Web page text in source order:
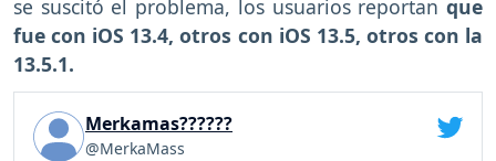
se suscitó el problema, los usuarios reportan que
fue con iOS 13.4, otros con iOS 13.5, otros con la
13.5.1.
Merkamas??????
@MerkaMass